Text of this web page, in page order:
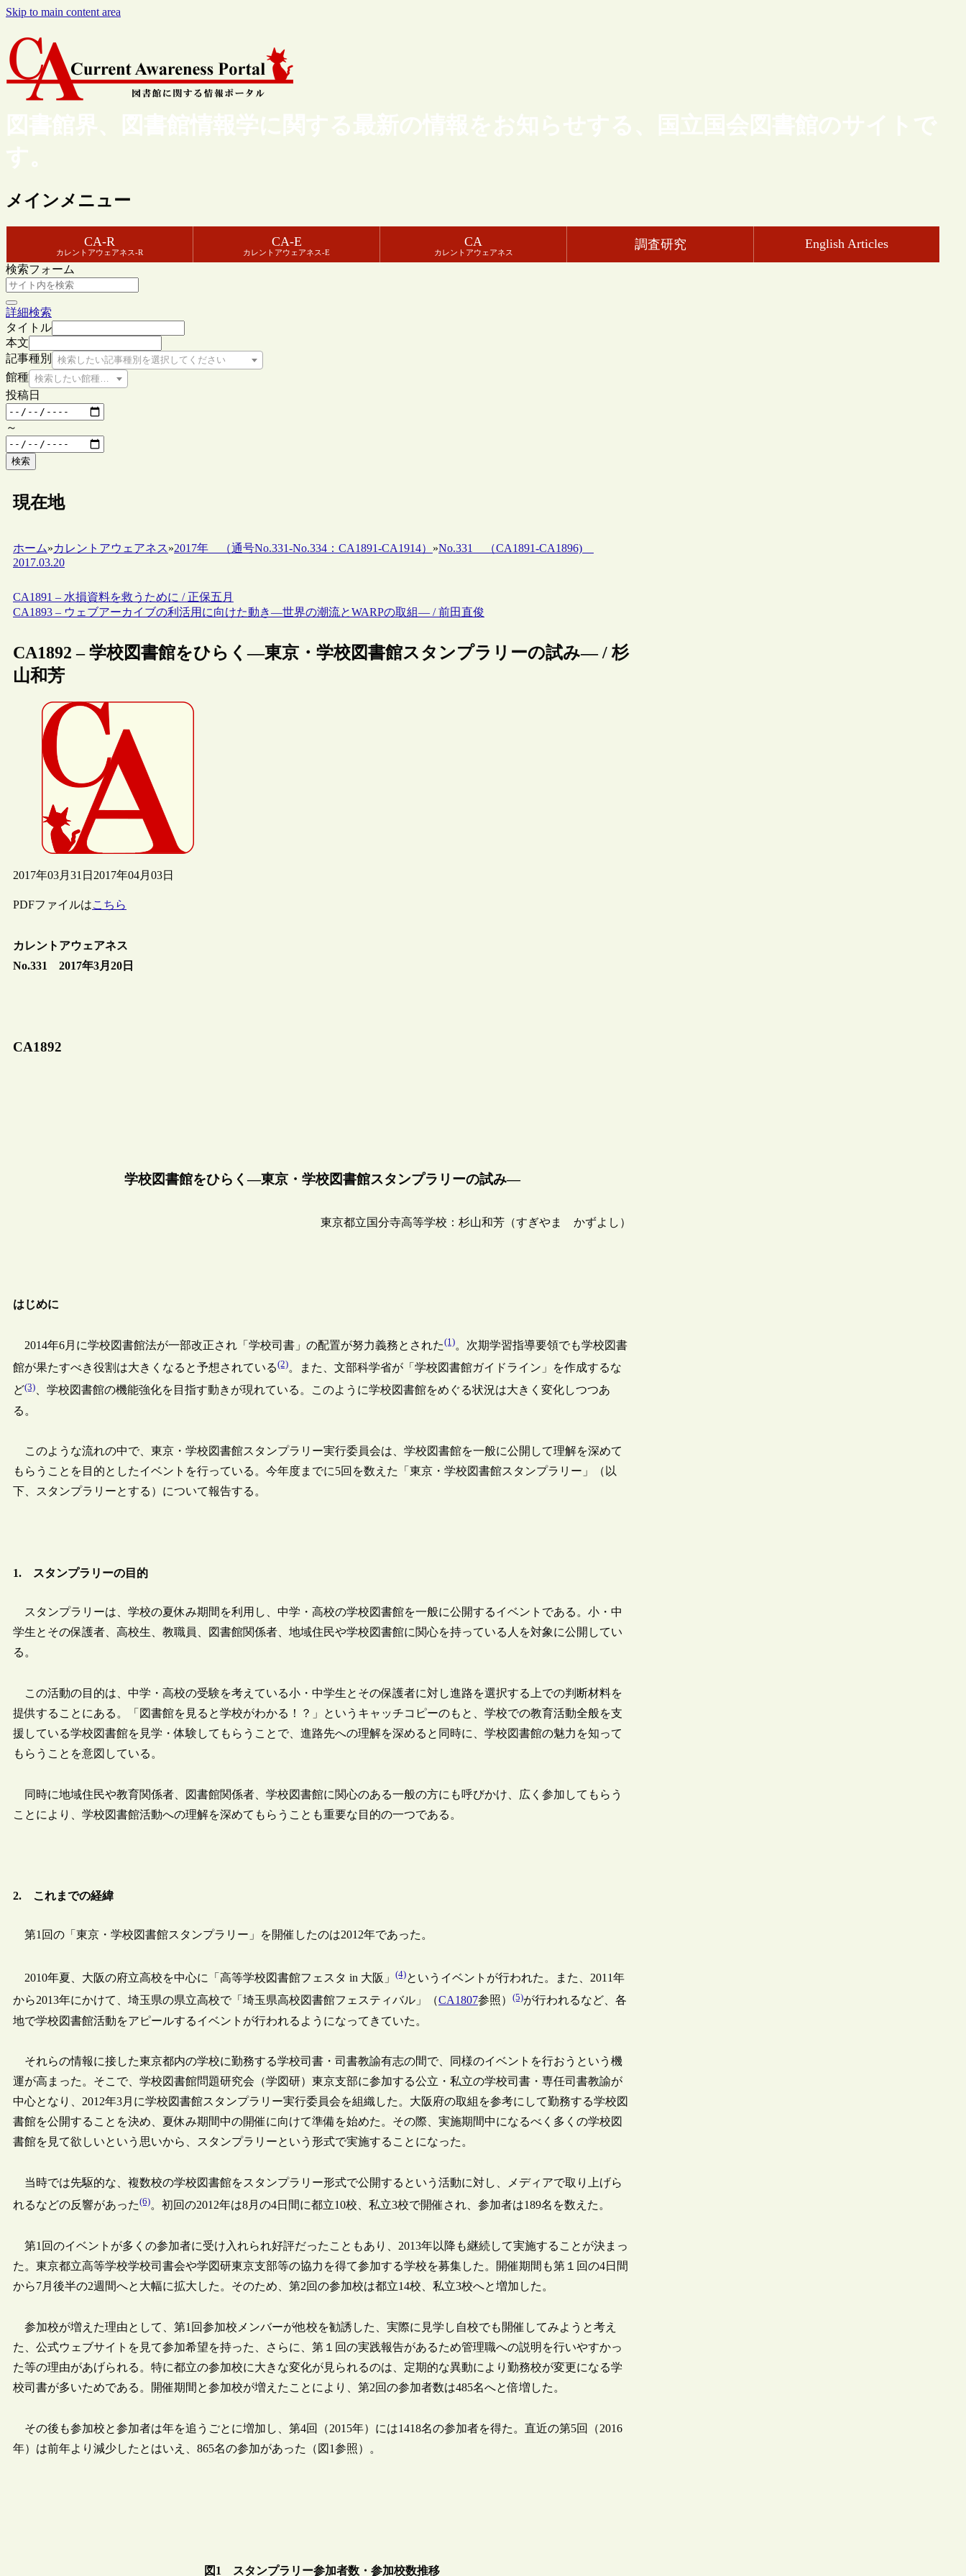
Skip to main content area
図書館界、図書館情報学に関する最新の情報をお知らせする、国立国会図書館のサイトで
す。
メインメニュー
CA-R
カレントアウェアネス-R
CA-E
カレントアウェアネス-E
CA
カレントアウェアネス
調査研究 English Articles
検索フォーム
詳細検索
タイトル
本文
記事種別
検索したい記事種別を選択してください
館種 検索したい館種を選択してください
投稿日
～
検索
現在地
ホーム»カレントアウェアネス»2017年 （通号No.331-No.334：CA1891-CA1914） »No.331 （CA1891-CA1896)
2017.03.20
CA1891 – 水損資料を救うために / 正保五月
CA1893 – ウェブアーカイブの利活用に向けた動き―世界の潮流とWARPの取組― / 前田直俊
CA1892 – 学校図書館をひらく―東京・学校図書館スタンプラリーの試み― / 杉
山和芳
2017年03月31日 2017年04月03日
PDFファイルはこちら
カレントアウェアネス
No.331 2017年3月20日
CA1892
学校図書館をひらく―東京・学校図書館スタンプラリーの試み―
東京都立国分寺高等学校：杉山和芳（すぎやま かずよし）
はじめに
2014年6月に学校図書館法が一部改正され「学校司書」の配置が努力義務とされた(1)。次期学習指導要領でも学校図書
館が果たすべき役割は大きくなると予想されている(2)。また、文部科学省が「学校図書館ガイドライン」を作成するな
ど(3)、学校図書館の機能強化を目指す動きが現れている。このように学校図書館をめぐる状況は大きく変化しつつあ
る。
このような流れの中で、東京・学校図書館スタンプラリー実行委員会は、学校図書館を一般に公開して理解を深めて
もらうことを目的としたイベントを行っている。今年度までに5回を数えた「東京・学校図書館スタンプラリー」（以
下、スタンプラリーとする）について報告する。
1. スタンプラリーの目的
スタンプラリーは、学校の夏休み期間を利用し、中学・高校の学校図書館を一般に公開するイベントである。小・中
学生とその保護者、高校生、教職員、図書館関係者、地域住民や学校図書館に関心を持っている人を対象に公開してい
る。
この活動の目的は、中学・高校の受験を考えている小・中学生とその保護者に対し進路を選択する上での判断材料を
提供することにある。「図書館を見ると学校がわかる！？」というキャッチコピーのもと、学校での教育活動全般を支
援している学校図書館を見学・体験してもらうことで、進路先への理解を深めると同時に、学校図書館の魅力を知って
もらうことを意図している。
同時に地域住民や教育関係者、図書館関係者、学校図書館に関心のある一般の方にも呼びかけ、広く参加してもらう
ことにより、学校図書館活動への理解を深めてもらうことも重要な目的の一つである。
2. これまでの経緯
第1回の「東京・学校図書館スタンプラリー」を開催したのは2012年であった。
2010年夏、大阪の府立高校を中心に「高等学校図書館フェスタ in 大阪」 (4)というイベントが行われた。また、2011年
から2013年にかけて、埼玉県の県立高校で「埼玉県高校図書館フェスティバル」（CA1807参照） (5)が行われるなど、各
地で学校図書館活動をアピールするイベントが行われるようになってきていた。
それらの情報に接した東京都内の学校に勤務する学校司書・司書教諭有志の間で、同様のイベントを行おうという機
運が高まった。そこで、学校図書館問題研究会（学図研）東京支部に参加する公立・私立の学校司書・専任司書教諭が
中心となり、2012年3月に学校図書館スタンプラリー実行委員会を組織した。大阪府の取組を参考にして勤務する学校図
書館を公開することを決め、夏休み期間中の開催に向けて準備を始めた。その際、実施期間中になるべく多くの学校図
書館を見て欲しいという思いから、スタンプラリーという形式で実施することになった。
当時では先駆的な、複数校の学校図書館をスタンプラリー形式で公開するという活動に対し、メディアで取り上げら
れるなどの反響があった(6)。初回の2012年は8月の4日間に都立10校、私立3校で開催され、参加者は189名を数えた。
第1回のイベントが多くの参加者に受け入れられ好評だったこともあり、2013年以降も継続して実施することが決まっ
た。東京都立高等学校学校司書会や学図研東京支部等の協力を得て参加する学校を募集した。開催期間も第１回の4日間
から7月後半の2週間へと大幅に拡大した。そのため、第2回の参加校は都立14校、私立3校へと増加した。
参加校が増えた理由として、第1回参加校メンバーが他校を勧誘した、実際に見学し自校でも開催してみようと考え
た、公式ウェブサイトを見て参加希望を持った、さらに、第１回の実践報告があるため管理職への説明を行いやすかっ
た等の理由があげられる。特に都立の参加校に大きな変化が見られるのは、定期的な異動により勤務校が変更になる学
校司書が多いためである。開催期間と参加校が増えたことにより、第2回の参加者数は485名へと倍増した。
その後も参加校と参加者は年を追うごとに増加し、第4回（2015年）には1418名の参加者を得た。直近の第5回（2016
年）は前年より減少したとはいえ、865名の参加があった（図1参照）。
図1 スタンプラリー参加者数・参加校数推移